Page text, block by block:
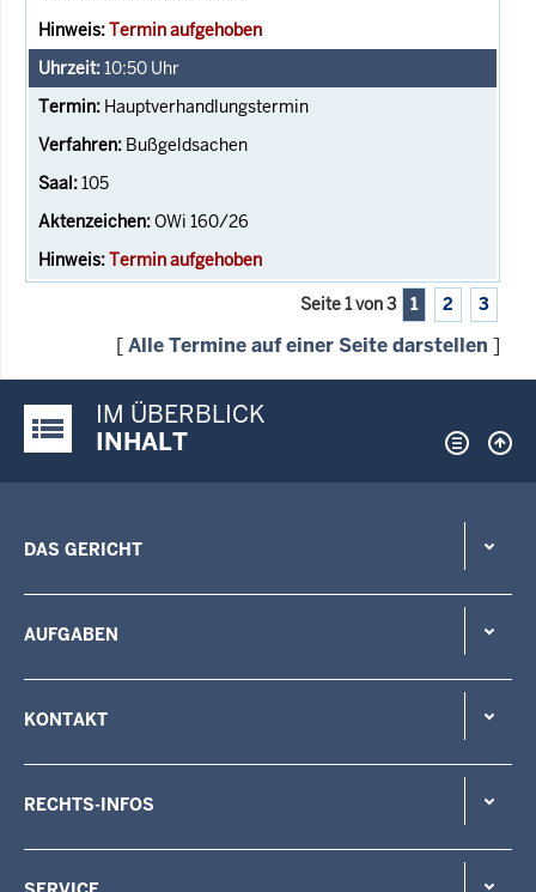
Termin aufgehoben
10:50 Uhr
Hauptverhandlungstermin
Bußgeldsachen
105
OWi 160/26
Termin aufgehoben
Seite 1 von 3 1 2 3
[Alle Termine auf einer Seite darstellen ]
Justiz-Portal im Überblick:
IM ÜBERBLICK
INHALT
DAS GERICHT
AUFGABEN
KONTAKT
RECHTS-INFOS